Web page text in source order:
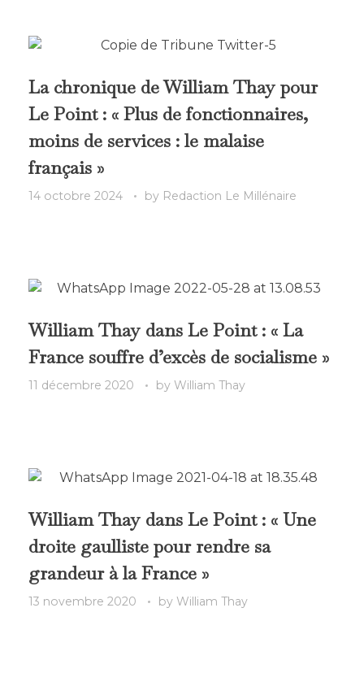
La chronique de William Thay pour
Le Point : « Plus de fonctionnaires,
moins de services : le malaise
français »
14 octobre 2024 by Redaction Le Millénaire
William Thay dans Le Point : « La
France souffre d’excès de socialisme »
11 décembre 2020 by William Thay
William Thay dans Le Point : « Une
droite gaulliste pour rendre sa
grandeur à la France »
13 novembre 2020 by William Thay